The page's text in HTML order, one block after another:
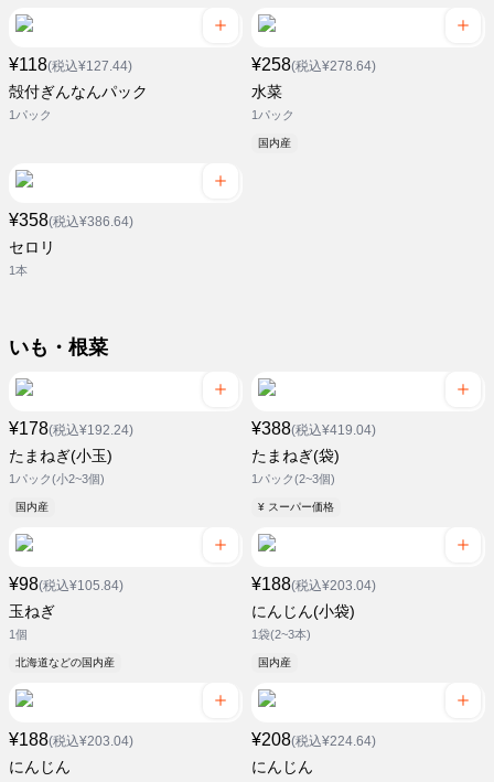
¥118(税込¥127.44)
殻付ぎんなんパック
1パック
¥258(税込¥278.64)
水菜
1パック
国内産
¥358(税込¥386.64)
セロリ
1本
いも・根菜
¥178(税込¥192.24)
たまねぎ(小玉)
1パック(小2~3個)
国内産
¥388(税込¥419.04)
たまねぎ(袋)
1パック(2~3個)
¥ スーパー価格
¥98(税込¥105.84)
玉ねぎ
1個
北海道などの国内産
¥188(税込¥203.04)
にんじん(小袋)
1袋(2~3本)
国内産
¥188(税込¥203.04)
にんじん
¥208(税込¥224.64)
にんじん